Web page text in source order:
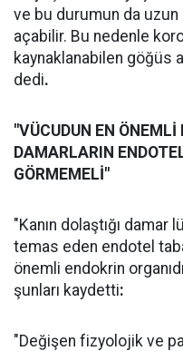
ve bu durumun da
açabilir. Bu nedenle
kaynaklanabilen göğüs
dedi.
"VÜCUDUN EN
DAMARLARIN
GÖRMEMELİ"
"Kanın dolaştığı
temas eden endotel
önemli endokrin
şunları kaydetti:
"Değişen fizyolojik ve